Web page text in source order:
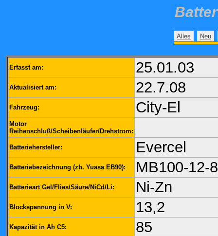
Alles Neu
Erfasst am: 25.01.03
Aktualisiert am: 22.7.08
Fahrzeug: City-El
Motor
Reihenschluß/Scheibenläufer/Drehstrom:
Batteriehersteller: Evercel
Batteriebezeichnung (zb. Yuasa EB90): MB100-12-8
Batterieart Gel/Flies/Säure/NiCd/Li: Ni-Zn
Blockspannung in V: 13,2
Kapazität in Ah C5: 85